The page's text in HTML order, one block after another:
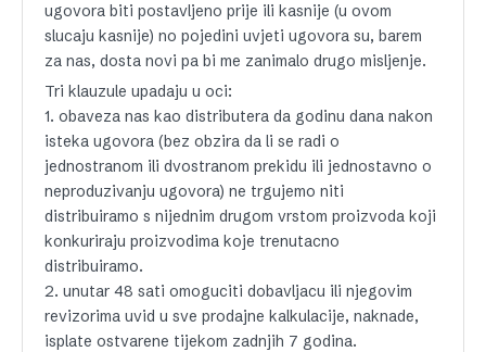
ugovora biti postavljeno prije ili kasnije (u ovom
slucaju kasnije) no pojedini uvjeti ugovora su, barem
za nas, dosta novi pa bi me zanimalo drugo misljenje.
Tri klauzule upadaju u oci:
1. obaveza nas kao distributera da godinu dana nakon
isteka ugovora (bez obzira da li se radi o
jednostranom ili dvostranom prekidu ili jednostavno o
neproduzivanju ugovora) ne trgujemo niti
distribuiramo s nijednim drugom vrstom proizvoda koji
konkuriraju proizvodima koje trenutacno
distribuiramo.
2. unutar 48 sati omoguciti dobavljacu ili njegovim
revizorima uvid u sve prodajne kalkulacije, naknade,
isplate ostvarene tijekom zadnjih 7 godina.